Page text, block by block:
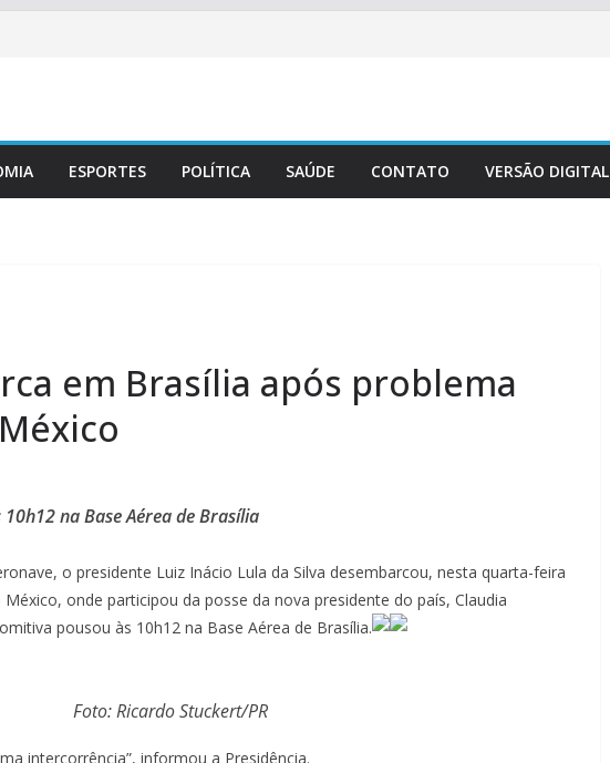
ESPORTES POLÍTICA SAÚDE CONTATO VERSÃO DIGITAL
em Brasília após problema
na Base Aérea de Brasília
o presidente Luiz Inácio Lula da Silva desembarcou, nesta quarta-feira
onde participou da posse da nova presidente do país, Claudia
pousou às 10h12 na Base Aérea de Brasília.
Foto: Ricardo Stuckert/PR
intercorrência”, informou a Presidência.